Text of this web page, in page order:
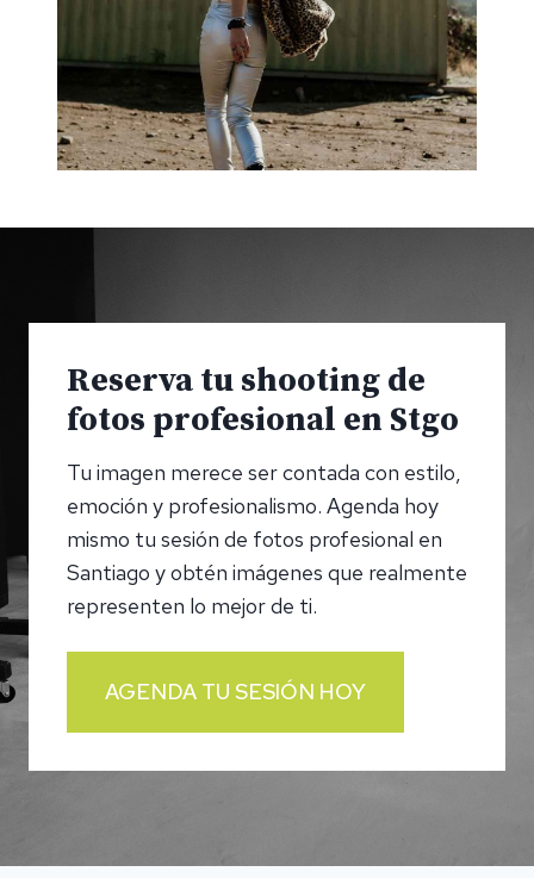
Reserva tu shooting de
fotos profesional en Stgo
Tu imagen merece ser contada con estilo,
emoción y profesionalismo. Agenda hoy
mismo tu sesión de fotos profesional en
Santiago y obtén imágenes que realmente
representen lo mejor de ti.
AGENDA TU SESIÓN HOY